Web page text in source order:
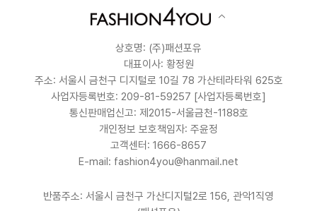
상호명: (주)패션포유
대표이사: 황정원
주소: 서울시 금천구 디지털로 10길 78 가산테라타워 625호
사업자등록번호: 209-81-59257 [사업자등록번호]
통신판매업신고: 제2015-서울금천-1188호
개인정보 보호책임자: 주윤정
고객센터: 1666-8657
E-mail: fashion4you@hanmail.net
반품주소: 서울시 금천구 가산디지털2로 156, 관악1직영